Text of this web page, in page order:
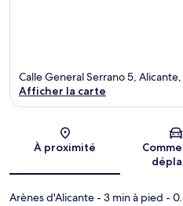
Calle General Serrano 5,
Afficher la carte
À proximité
Arènes d'Alicante- 3 min à pied -